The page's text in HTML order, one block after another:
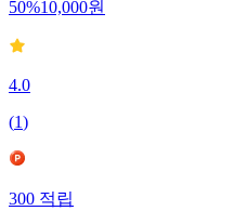
50%10,000원
4.0
(1)
300적립